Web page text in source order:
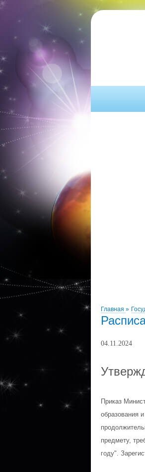
Главная »
04.11.2024
Приказ
образования
предмету,
году".